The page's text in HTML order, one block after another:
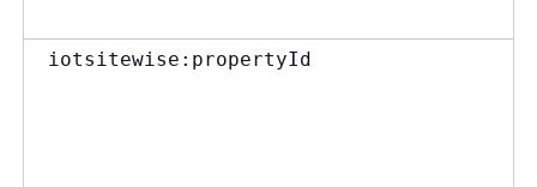
iotsitewise:propertyId